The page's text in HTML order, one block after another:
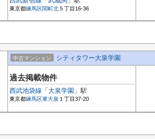
東京都練馬区 関町北 ５丁目16-36
中古マンション シティタワー大泉学園
過去掲載物件
西武池袋線 「 大泉学園 」駅
東京都練馬区東大泉 １丁目37-20